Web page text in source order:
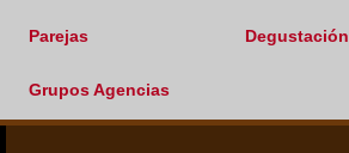
Parejas Degustación
Grupos Agencias